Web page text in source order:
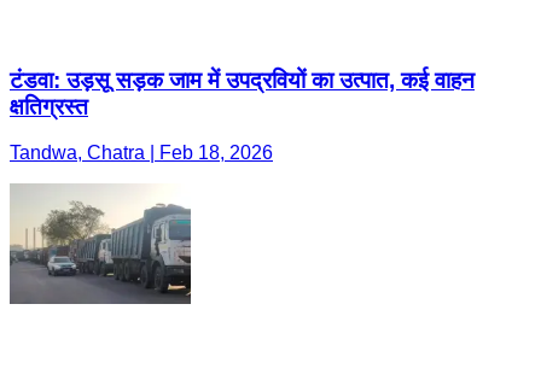
टंडवा: उड़सू सड़क जाम में उपद्रवियों का उत्पात, कई वाहन
क्षतिग्रस्त
Tandwa, Chatra | Feb 18, 2026